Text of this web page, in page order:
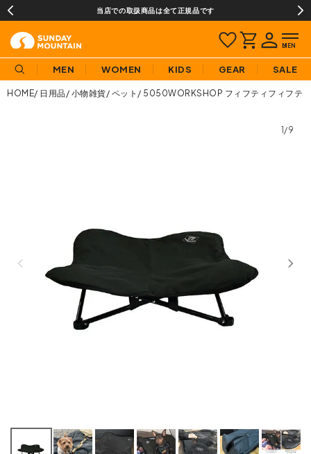
当店での取扱商品は全て正規品です
MEN WOMEN KIDS GEAR SALE
HOME 日用品 小物雑貨 ペット 5050WORKSHOP フィフティフィフテ
1/9